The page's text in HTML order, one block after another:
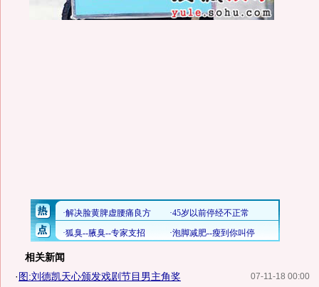
相关新闻
07-11-18 00:00
·图:刘德凯天心颁发戏剧节目男主角奖